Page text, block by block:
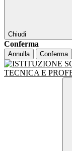
Chiudi
Conferma
Annulla Conferma